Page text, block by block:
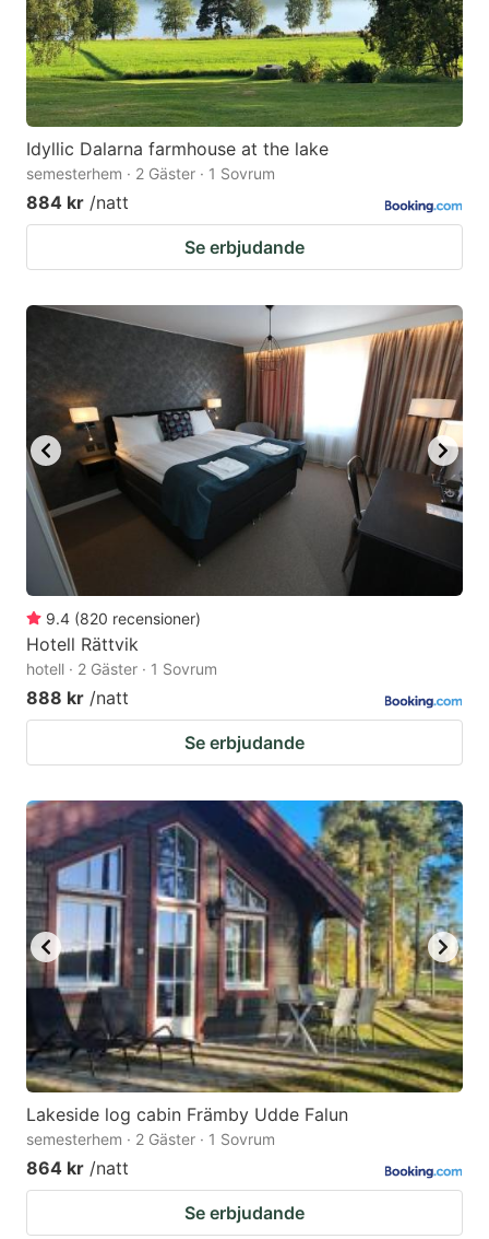
Idyllic Dalarna farmhouse at the lake
semesterhem · 2 Gäster · 1 Sovrum
884 kr /natt
Se erbjudande
9.4 (820 recensioner)
Hotell Rättvik
hotell · 2 Gäster · 1 Sovrum
888 kr /natt
Se erbjudande
Lakeside log cabin Främby Udde Falun
semesterhem · 2 Gäster · 1 Sovrum
864 kr /natt
Se erbjudande